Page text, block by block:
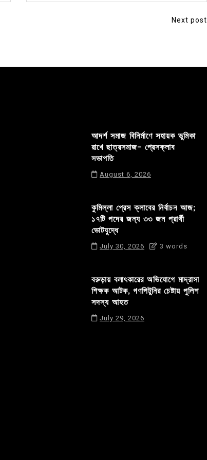
Next post
আদর্শ সমাজ বিনির্মাণে সহায়ক ভুমিকা
রাখে ছাত্রসমাজ- প্রেসক্লাব
সভাপতি
August 6, 2026
কুমিল্লা প্রেস ক্লাবের নির্বাচন আজ;
১৭টি পদের জন্য ৩৩ জন প্রার্থী
ভোটযুদ্ধে
July 30, 2026 3 words
বরুড়ায় বলাৎকারের অভিযোগে মাদ্রাসা
শিক্ষক আটক, গণপিটুনির চেষ্টায় পুলিশ
সদস্য আহত
July 29, 2026